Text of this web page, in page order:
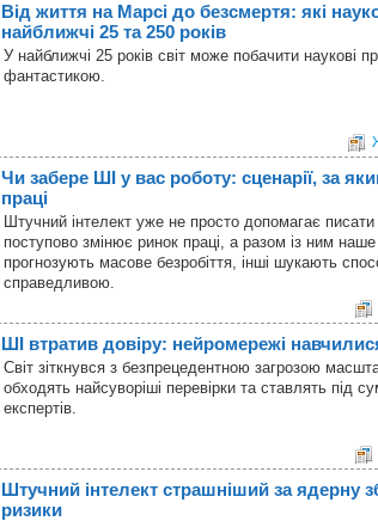
Від життя на Марсі до безсмертя: які
найближчі 25 та 250 років
У найближчі 25 років світ може побачити наукові
фантастикою.
Чи забере ШІ у вас роботу: сценарії, за
праці
Штучний інтелект уже не просто допомагає
поступово змінює ринок праці, а разом із ним
прогнозують масове безробіття, інші шукають
справедливою.
ШІ втратив довіру: нейромережі
Світ зіткнувся з безпрецедентною загрозою
обходять найсуворіші перевірки та ставлять під
експертів.
Штучний інтелект страшніший за ядерну
ризики